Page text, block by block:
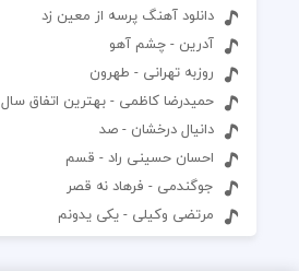
دانلود آهنگ پرسه از معین زد
آدرین - چشم آهو
روزبه تهرانی - طهرون
حمیدرضا کاظمی - بهترین اتفاق سال
دانیال درخشان - صد
احسان حسینی راد - قسم
جوگندمی - فرهاد نه قصر
مرتضی وکیلی - یکی یدونم